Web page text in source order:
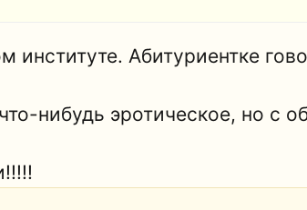
институте. Абитуриентке
нибудь эротическое, но с